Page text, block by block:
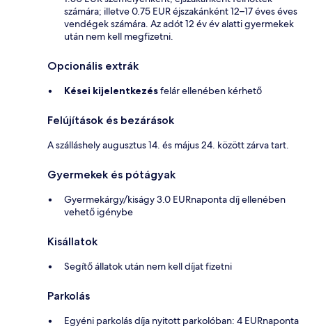
számára; illetve 0.75 EUR éjszakánként 12–17 éves éves
vendégek számára. Az adót 12 év év alatti gyermekek
után nem kell megfizetni.
Opcionális extrák
Kései kijelentkezésfelár ellenében kérhető
Felújítások és bezárások
A szálláshely augusztus 14. és május 24. között zárva tart.
Gyermekek és pótágyak
Gyermekárgy/kiságy 3.0 EURnaponta díj ellenében
vehető igénybe
Kisállatok
Segítő állatok után nem kell díjat fizetni
Parkolás
Egyéni parkolás díja nyitott parkolóban: 4 EURnaponta